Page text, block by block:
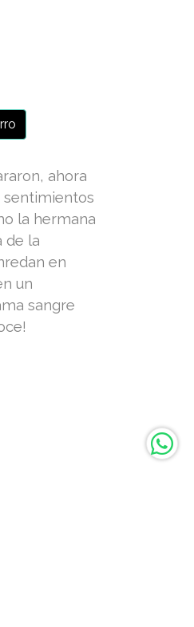
ahora
sentimientos
la hermana
de la
en
un
sangre